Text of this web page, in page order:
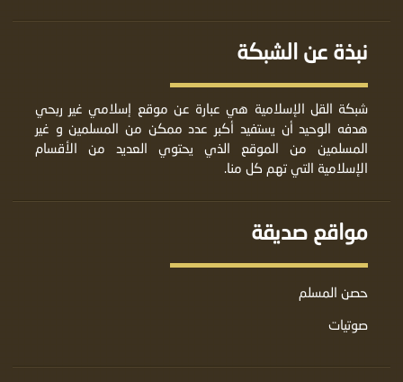
نبذة عن الشبكة
شبكة القل الإسلامية هي عبارة عن موقع إسلامي غير ربحي
هدفه الوحيد أن يستفيد أكبر عدد ممكن من المسلمين و غير
المسلمين من الموقع الذي يحتوي العديد من الأقسام
الإسلامية التي تهم كل منا.
مواقع صديقة
حصن المسلم
صوتيات